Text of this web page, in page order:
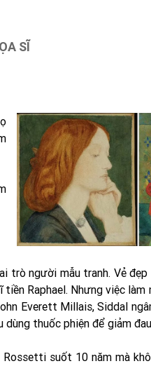
SĨ
trò người mẫu tranh. Vẻ
Raphael. Nhưng việc làm
Everett Millais, Siddal
dùng thuốc phiện để giảm
suốt 10 năm mà